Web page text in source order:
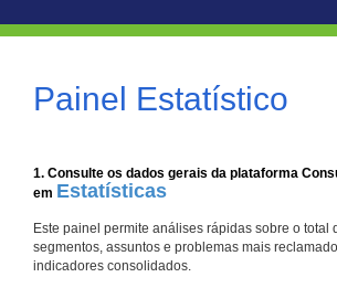
Painel Estatístico
1. Consulte os dados gerais da plataforma
em Estatísticas
Este painel permite análises rápidas sobre o total
segmentos, assuntos e problemas mais
indicadores consolidados.